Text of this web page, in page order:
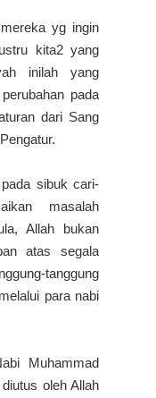
yg ingin
kita2 yang
inilah yang
pada
dari Sang
sibuk cari-
masalah
Allah bukan
atas segala
tanggung
para nabi
Muhammad
oleh Allah